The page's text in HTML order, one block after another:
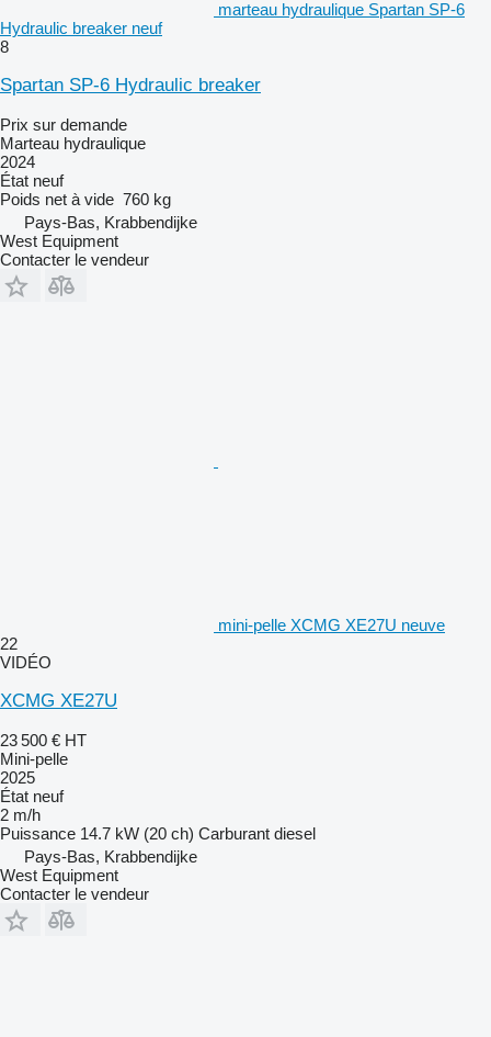
marteau hydraulique Spartan SP-6
Hydraulic breaker neuf
8
Spartan SP-6 Hydraulic breaker
Prix sur demande
Marteau hydraulique
2024
État neuf
Poids net à vide 760 kg
Pays-Bas, Krabbendijke
West Equipment
Contacter le vendeur
mini-pelle XCMG XE27U neuve
22
VIDÉO
XCMG XE27U
23 500 € HT
Mini-pelle
2025
État neuf
2 m/h
Puissance 14.7 kW (20 ch) Carburant diesel
Pays-Bas, Krabbendijke
West Equipment
Contacter le vendeur